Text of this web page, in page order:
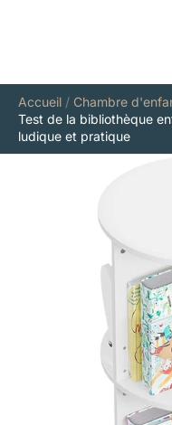
Accueil
Chambre
Test de la bibliothèque
ludique et pratique